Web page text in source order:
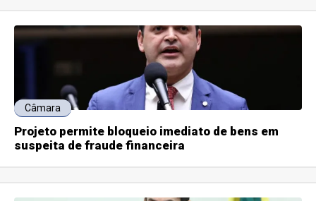
Câmara
Projeto permite bloqueio imediato de bens em
suspeita de fraude financeira